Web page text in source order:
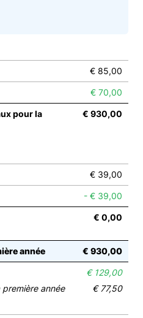
€ 85,00
€ 70,00
pour la
€ 930,00
€ 39,00
- € 39,00
€ 0,00
année € 930,00
€ 129,00
année
€ 77,50